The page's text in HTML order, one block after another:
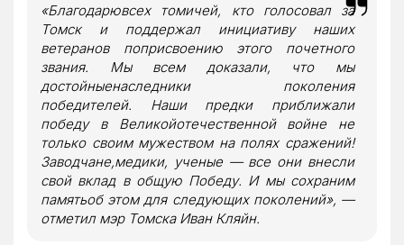
«Благодарювсех томичей, кто голосовал за
Томск и поддержал инициативу наших
ветеранов поприсвоению этого почетного
звания. Мы всем доказали, что мы
достойныенаследники поколения
победителей. Наши предки приближали
победу в Великойотечественной войне не
только своим мужеством на полях сражений!
Заводчане,медики, ученые — все они внесли
свой вклад в общую Победу. И мы сохраним
памятьоб этом для следующих поколений», —
отметил мэр Томска Иван Кляйн.